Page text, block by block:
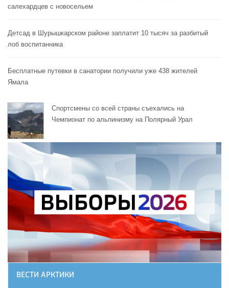
салехардцев с новосельем
Детсад в Шурышкарском районе заплатит 10 тысяч за разбитый
лоб воспитанника
Бесплатные путевки в санатории получили уже 438 жителей
Ямала
Спортсмены со всей страны съехались на
Чемпионат по альпинизму на Полярный Урал
ВЕСТИ АРКТИКИ